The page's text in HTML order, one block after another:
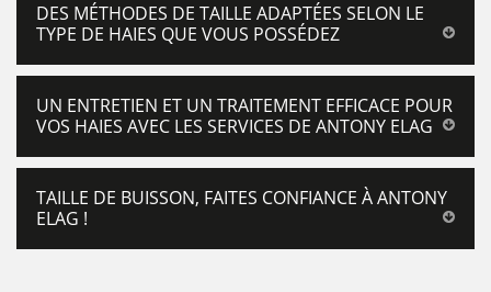
DES MÉTHODES DE TAILLE ADAPTÉES SELON LE
TYPE DE HAIES QUE VOUS POSSÉDEZ
UN ENTRETIEN ET UN TRAITEMENT EFFICACE POUR
VOS HAIES AVEC LES SERVICES DE ANTONY ELAG
TAILLE DE BUISSON, FAITES CONFIANCE À ANTONY
ELAG !